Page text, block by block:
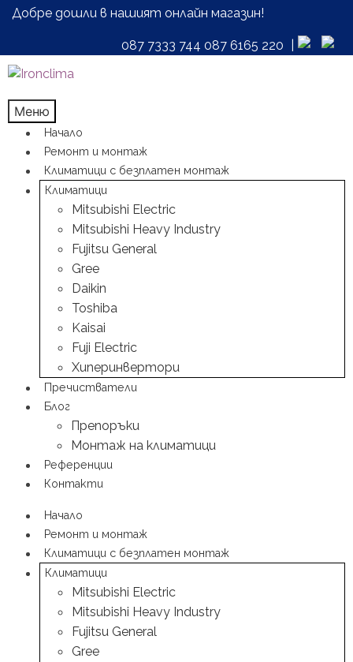
Добре дошли в нашият онлайн магазин!
087 7333 744 087 6165 220
Skip
navigation
Skip
content
Меню
Начало
Ремонт и монтаж
Климатици с безплатен монтаж
Климатици
Mitsubishi Electric
Mitsubishi Heavy Industry
Fujitsu General
Gree
Daikin
Toshiba
Kaisai
Fuji Electric
Хиперинвертори
Пречистватели
Блог
Препоръки
Монтаж на климатици
Референции
Контакти
Начало
Ремонт и монтаж
Климатици с безплатен монтаж
Климатици
Mitsubishi Electric
Mitsubishi Heavy Industry
Fujitsu General
Gree